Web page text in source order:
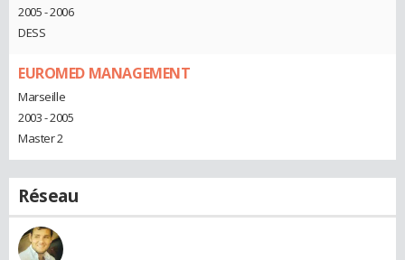
2005 - 2006
DESS
EUROMED MANAGEMENT
Marseille
2003 - 2005
Master 2
Réseau